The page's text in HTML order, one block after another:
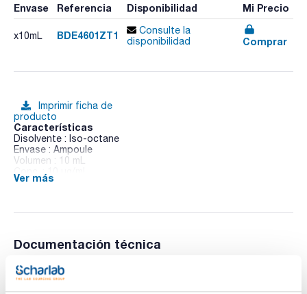
Envase Referencia Disponibilidad Mi Precio
x10mL BDE4601ZT1
Consulte la
disponibilidad
Comprar
Imprimir ficha de
producto
Características
Disolvente : Iso-octane
Envase : Ampoule
Volumen : 10 mL
CAS : [446254-22-4]
Ver más
Documentación técnica
TDS / Ficha técnica